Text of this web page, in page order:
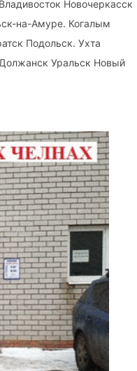
Новочеркасск
на-Амуре. Когалым
Подольск. Ухта
Уральск Новый